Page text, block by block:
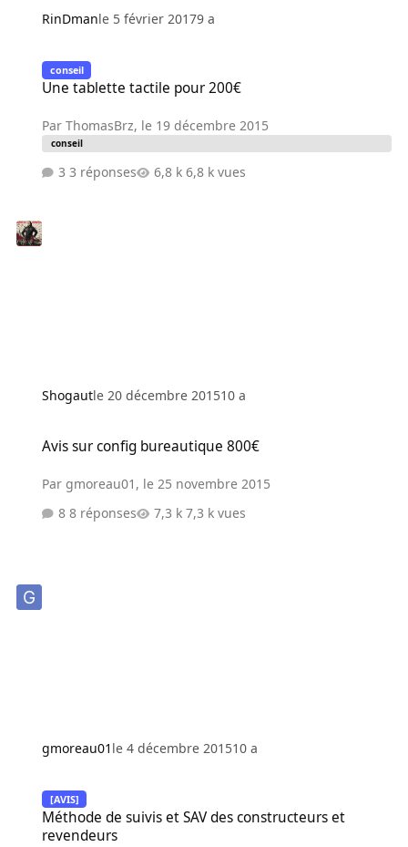
RinDmanle 5 février 20179 a
conseil
Une tablette tactile pour 200€
ParThomasBrz, le 19 décembre 2015
conseil
3 réponses 6,8 k vues
Shogautle 20 décembre 201510 a
Avis sur config bureautique 800€
Pargmoreau01 , le 25 novembre 2015
8 réponses
7,3 k vues
gmoreau01 le 4 décembre 201510 a
[AVIS]
Méthode de suivis et SAV des constructeurs et
revendeurs